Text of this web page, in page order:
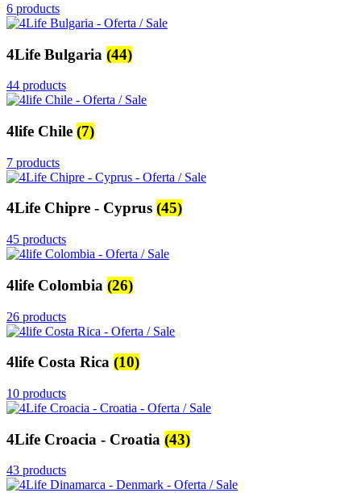
6 products
4Life Bulgaria (44)
44 products
4life Chile (7)
7 products
4Life Chipre - Cyprus (45)
45 products
4life Colombia (26)
26 products
4life Costa Rica (10)
10 products
4Life Croacia - Croatia (43)
43 products